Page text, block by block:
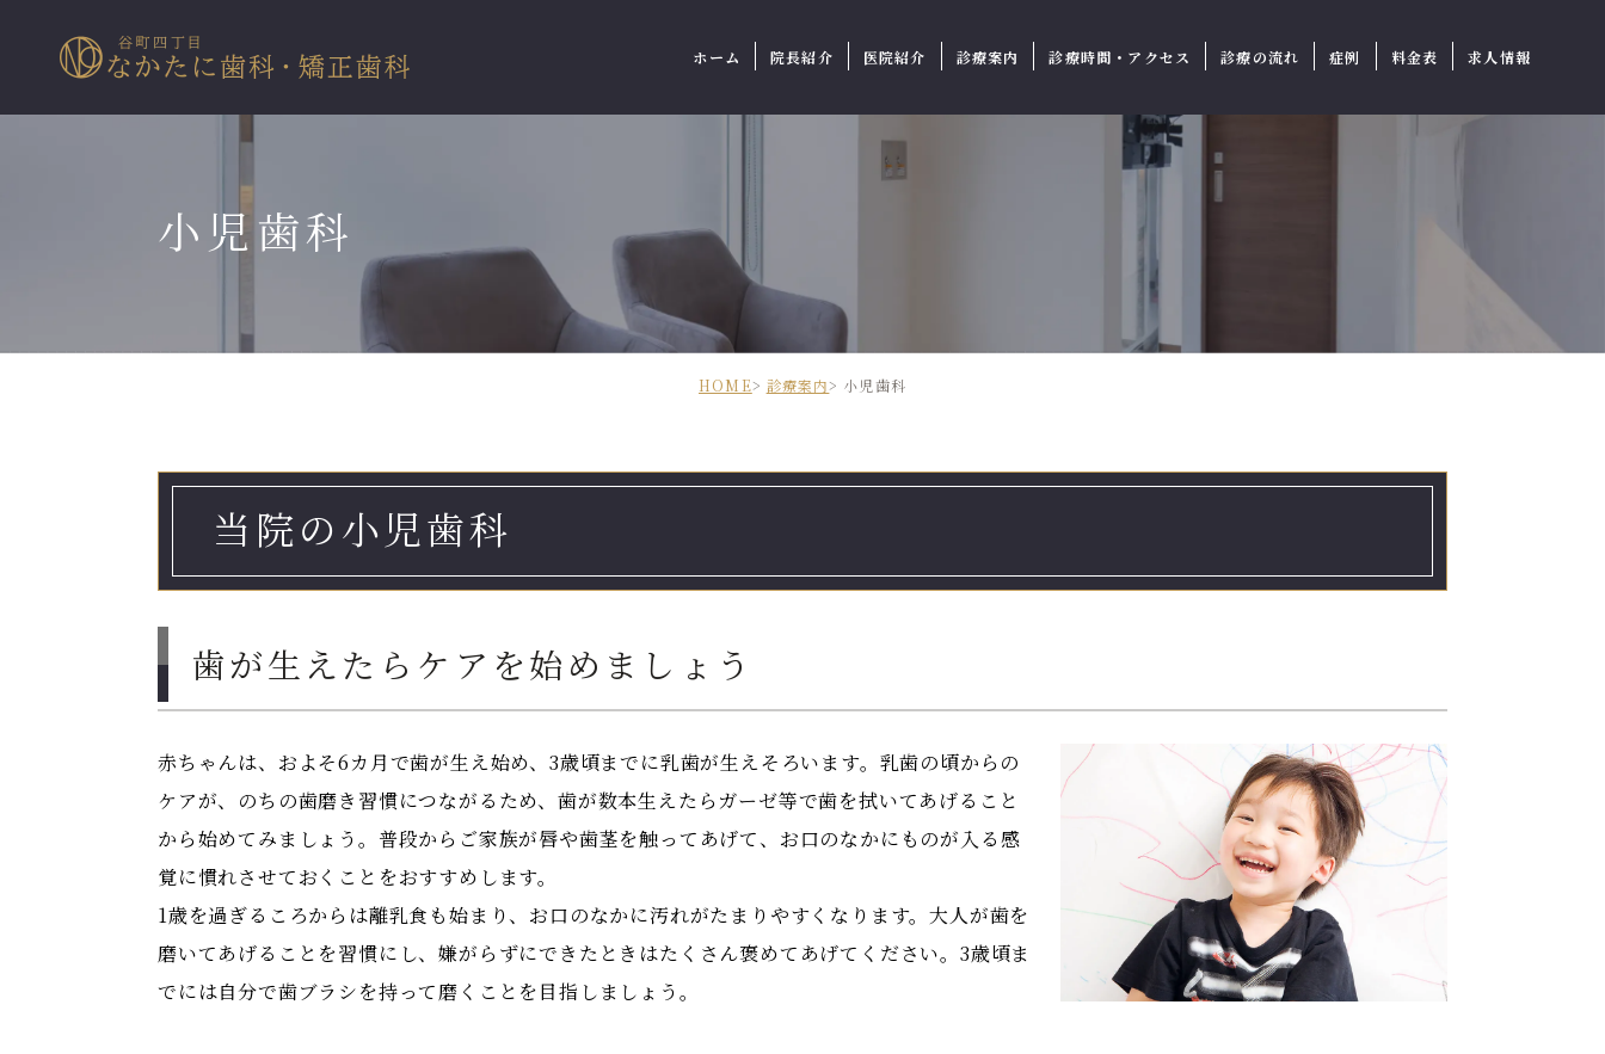
ホーム 院長紹介 医院紹介 診療案内 診療時間・アクセス 診療の流れ 症例 料金表 求人情報
小児歯科
HOME 診療案内 小児歯科
当院の小児歯科
歯が生えたらケアを始めましょう
赤ちゃんは、およそ6カ月で歯が生え始め、3歳頃までに乳歯が生えそろいます。乳歯の頃からの
ケアが、のちの歯磨き習慣につながるため、歯が数本生えたらガーゼ等で歯を拭いてあげること
から始めてみましょう。普段からご家族が唇や歯茎を触ってあげて、お口のなかにものが入る感
覚に慣れさせておくことをおすすめします。
1歳を過ぎるころからは離乳食も始まり、お口のなかに汚れがたまりやすくなります。大人が歯を
磨いてあげることを習慣にし、嫌がらずにできたときはたくさん褒めてあげてください。3歳頃ま
でには自分で歯ブラシを持って磨くことを目指しましょう。